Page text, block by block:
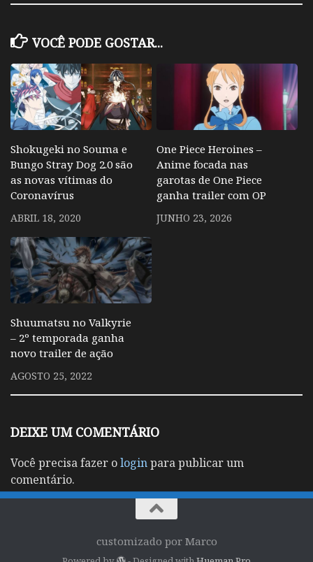
VOCÊ PODE GOSTAR...
Shokugeki no Souma e
Bungo Stray Dog 2.0 são
as novas vítimas do
Coronavírus
ABRIL 18, 2020
One Piece Heroines –
Anime focada nas
garotas de One Piece
ganha trailer com OP
JUNHO 23, 2026
Shuumatsu no Valkyrie
– 2º temporada ganha
novo trailer de ação
AGOSTO 25, 2022
DEIXE UM COMENTÁRIO
Você precisa fazer ologinpara publicar um
comentário.
customizado por Marco